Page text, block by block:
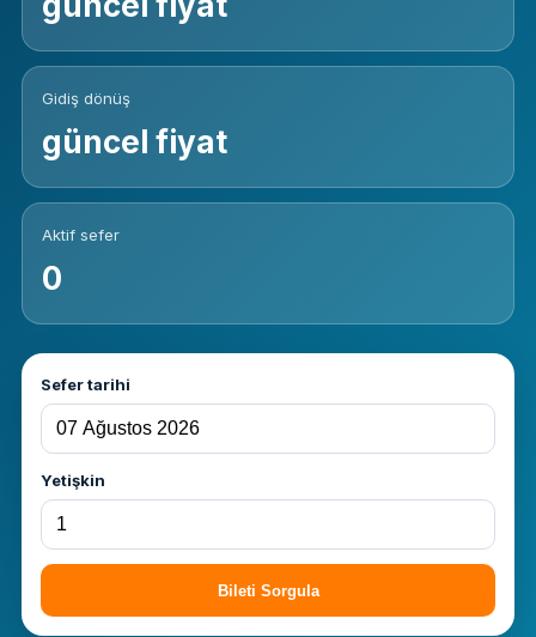
Gidiş dönüş
güncel fiyat
Aktif sefer
0
Sefer tarihi
Yetişkin
Bileti Sorgula